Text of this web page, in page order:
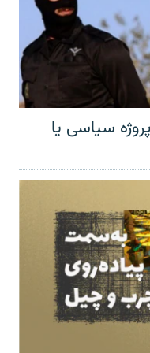
پروژه سیاسی یا